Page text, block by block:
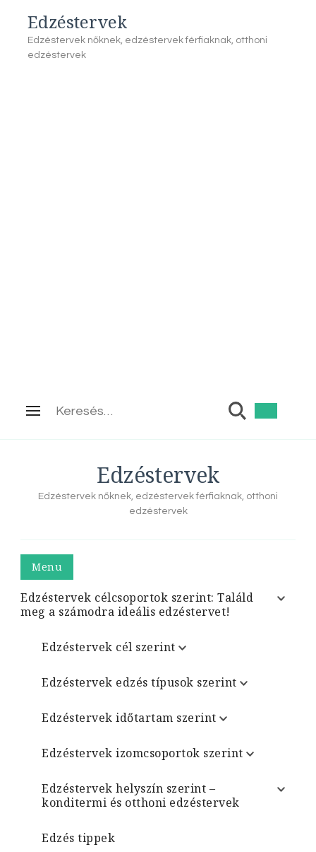
Edzéstervek
Edzéstervek nőknek, edzéstervek férfiaknak, otthoni
edzéstervek
Keresés:
Edzéstervek
Edzéstervek nőknek, edzéstervek férfiaknak, otthoni
edzéstervek
Menu
Edzéstervek célcsoportok szerint: Találd
meg a számodra ideális edzéstervet!
Edzéstervek cél szerint
Edzéstervek edzés típusok szerint
Edzéstervek időtartam szerint
Edzéstervek izomcsoportok szerint
Edzéstervek helyszín szerint –
konditermi és otthoni edzéstervek
Edzés tippek